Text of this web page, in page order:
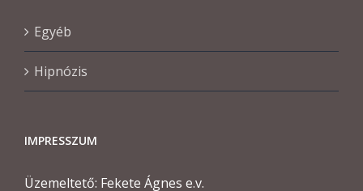
Egyéb
Hipnózis
IMPRESSZUM
Üzemeltető: Fekete Ágnes e.v.